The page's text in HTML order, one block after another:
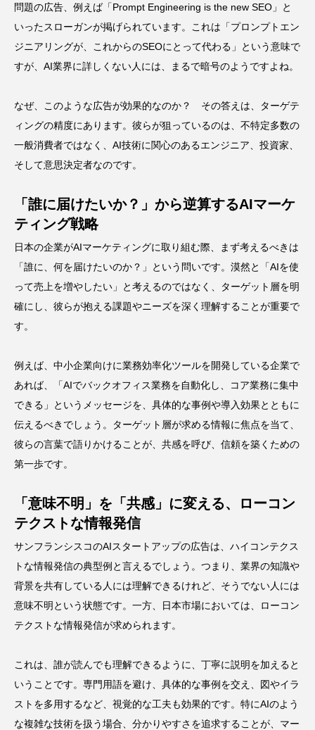
問題の広告、例えば「Prompt Engineering is the new SEO」と
いったスローガンが掲げられています。これは「プロンプトエン
ジニアリングが、これからのSEOにとって代わる」という意味で
すが、AI業界に詳しくない人には、まるで暗号のようですよね。
なぜ、このような広告が効果的なのか？ その答えは、ターゲテ
ィングの精度にあります。彼らが狙っているのは、不特定多数の
一般消費者ではなく、AI技術に関心のあるエンジニア、投資家、
そして意思決定者なのです。
「誰に届けたいか？」から逆算するAIマーケ
ティング戦略
日本の企業がAIマーケティングに取り組む際、まず考えるべきは
「誰に、何を届けたいのか？」という問いです。漠然と「AIを使
って売上を増やしたい」と考えるのではなく、ターゲット層を明
確にし、彼らが抱える課題やニーズを深く理解することが重要で
す。
例えば、中小企業向けに業務効率化ツールを開発している企業で
あれば、「AIでバックオフィス業務を自動化し、コア業務に集中
できる」というメッセージを、具体的な事例や導入効果とともに
伝えるべきでしょう。ターゲット層が求める情報に焦点を当て、
彼らの言葉で語りかけることが、共感を呼び、信頼を築くための
第一歩です。
「意味不明」を「共感」に変える、ローコン
テクストな情報発信
サンフランシスコのAIスタートアップの広告は、ハイコンテクス
トな情報発信の典型例と言えるでしょう。つまり、業界の知識や
背景を共有している人には理解できるけれど、そうでない人には
意味不明という状態です。一方、日本市場においては、ローコン
テクストな情報発信が求められます。
これは、誰が読んでも理解できるように、丁寧に説明を加えると
いうことです。専門用語を避け、具体的な事例を交え、図やイラ
ストを多用するなど、視覚的な工夫も効果的です。特にAIのよう
な複雑な技術を扱う場合、分かりやすさを追求することが、マー